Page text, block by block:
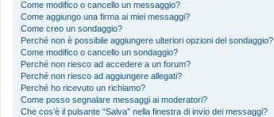
Come modifico o cancello un messaggio?
Come aggiungo una firma ai miei messaggi?
Come creo un sondaggio?
Perché non è possibile aggiungere ulteriori opzioni del sondaggio?
Come modifico o cancello un sondaggio?
Perché non riesco ad accedere a un forum?
Perché non riesco ad aggiungere allegati?
Perché ho ricevuto un richiamo?
Come posso segnalare messaggi ai moderatori?
Che cos’è il pulsante “Salva” nella finestra di invio dei messaggi?